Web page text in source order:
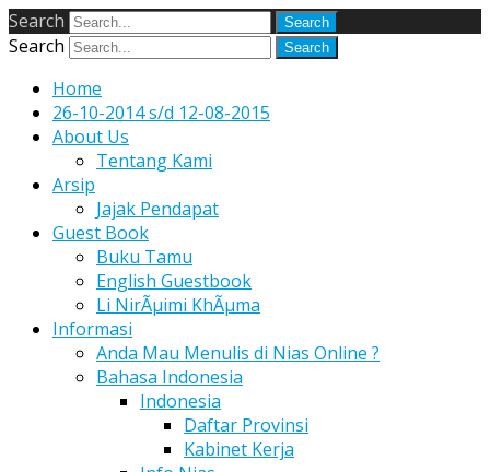
Search
Search
Home
26-10-2014 s/d 12-08-2015
About Us
Tentang Kami
Arsip
Jajak Pendapat
Guest Book
Buku Tamu
English Guestbook
Li NirÃµimi KhÃµma
Informasi
Anda Mau Menulis di Nias Online ?
Bahasa Indonesia
Indonesia
Daftar Provinsi
Kabinet Kerja